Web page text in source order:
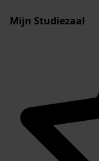
Mijn Studiezaal